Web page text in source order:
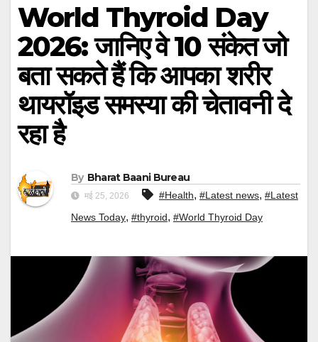
World Thyroid Day
2026: जानिए वे 10 संकेत जो
बता सकते हैं कि आपका शरीर
थायरॉइड समस्या की चेतावनी दे
रहा है
By Bharat Baani Bureau
मई 25, 2026 #Health, #Latest news, #Latest
News Today, #thyroid, #World Thyroid Day